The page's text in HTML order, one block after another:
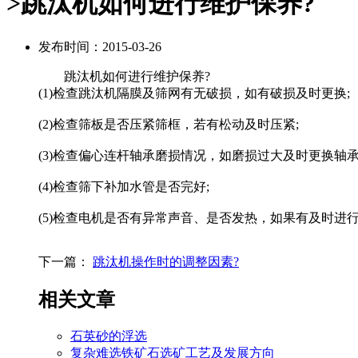
发布时间：2015-03-26
跳汰机如何进行维护保养?
(1)检查跳汰机隔膜及筛网有无破损，如有破损及时更换;
(2)检查筛板是否压紧筛框，若有松动及时压紧;
(3)检查偏心连杆轴承磨损情况，如磨损过大及时更换轴
(4)检查筛下补加水管是否完好;
(5)检查电机是否有异常声音、是否发热，如果有及时进行
下一篇： 跳汰机操作时的调整因素?
相关文章
石英砂的浮选
复杂难选铁矿石选矿工艺及发展方向